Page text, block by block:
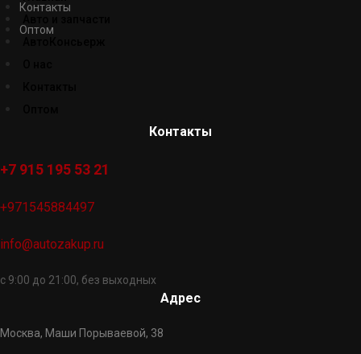
Контакты
Оптом
Контакты
+7 915 195 53 21
+971545884497
info@autozakup.ru
с 9:00 до 21:00, без выходных
Адрес
Москва, Маши Порываевой, 38